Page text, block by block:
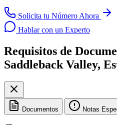
Solicita tu Número Ahora
Hablar con un Experto
Requisitos de
Saddleback Valley,
Documentos Notas